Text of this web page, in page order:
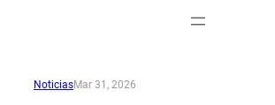
NoticiasMar 31, 2026